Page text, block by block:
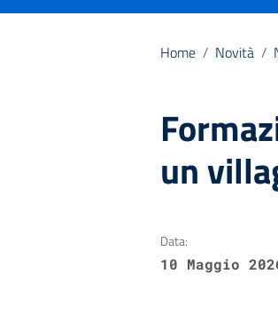
Home / Novità /
un
Data:
10 Maggio